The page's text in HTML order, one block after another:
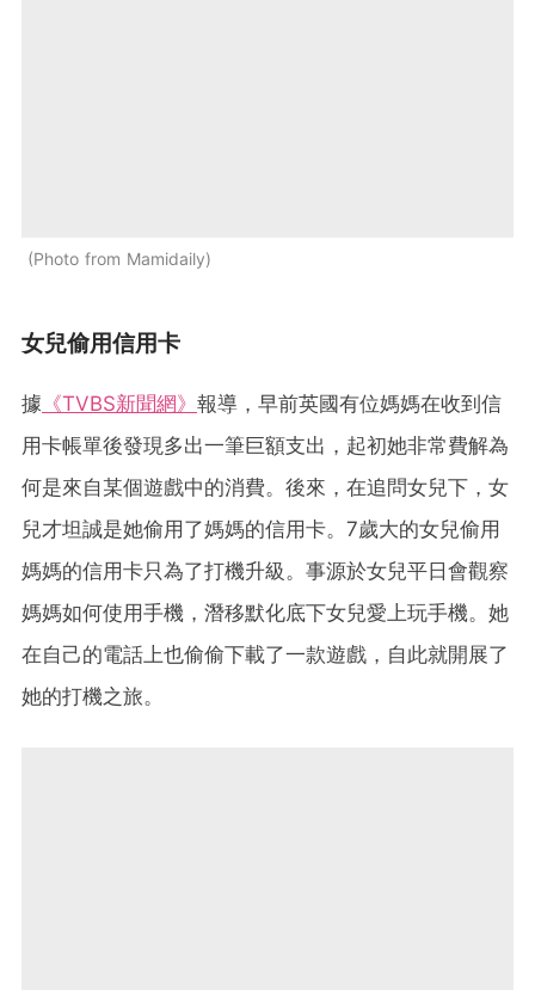
Photo from Mamidaily
女兒偷用信用卡
據 《TVBS新聞網》 報導，早前英國有位媽媽在收到信
用卡帳單後發現多出一筆巨額支出，起初她非常費解為
何是來自某個遊戲中的消費。後來，在追問女兒下，女
兒才坦誠是她偷用了媽媽的信用卡。7歲大的女兒偷用
媽媽的信用卡只為了打機升級。事源於女兒平日會觀察
媽媽如何使用手機，潛移默化底下女兒愛上玩手機。她
在自己的電話上也偷偷下載了一款遊戲，自此就開展了
她的打機之旅。